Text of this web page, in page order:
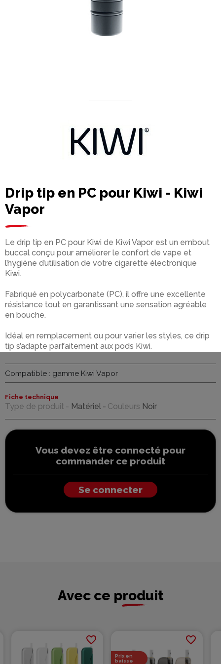
Drip tip en PC pour Kiwi - Kiwi
Vapor
Le drip tip en PC pour Kiwi de Kiwi Vapor est un embout
buccal conçu pour améliorer le confort de vape et
l’hygiène d’utilisation de votre cigarette électronique
Kiwi.
Fabriqué en polycarbonate (PC), il offre une excellente
résistance tout en garantissant une sensation agréable
en bouche.
Idéal en remplacement ou pour varier les styles, ce drip
tip s’adapte parfaitement aux pods Kiwi.
Compatible : gamme Kiwi Vapor
Fiche technique
Type de produit Matériel Couleurs Noir
Vous devez être connecté pour
commander ce produit
Se connecter
Avec ce produit
favorite_border favorite_border
Prix en
baisse